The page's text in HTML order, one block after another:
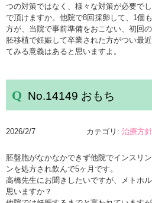
つの対策ではなく、様々な対策が必要で
で頂けますか。他院で8回採卵して、1個
方が、当院で事前準備をおこない、初回
胚移植で妊娠して卒業された方がつい最
てみる意義はあると思いますよ。
No.14149 おもち
カテゴリ: 治療方針
2026/2/7
胚盤胞がなかなかできず他院でインスリ
ンを処方され飲んで5ヶ月です。
高橋先生にお聞きしたいですが、メトホ
思いますか？